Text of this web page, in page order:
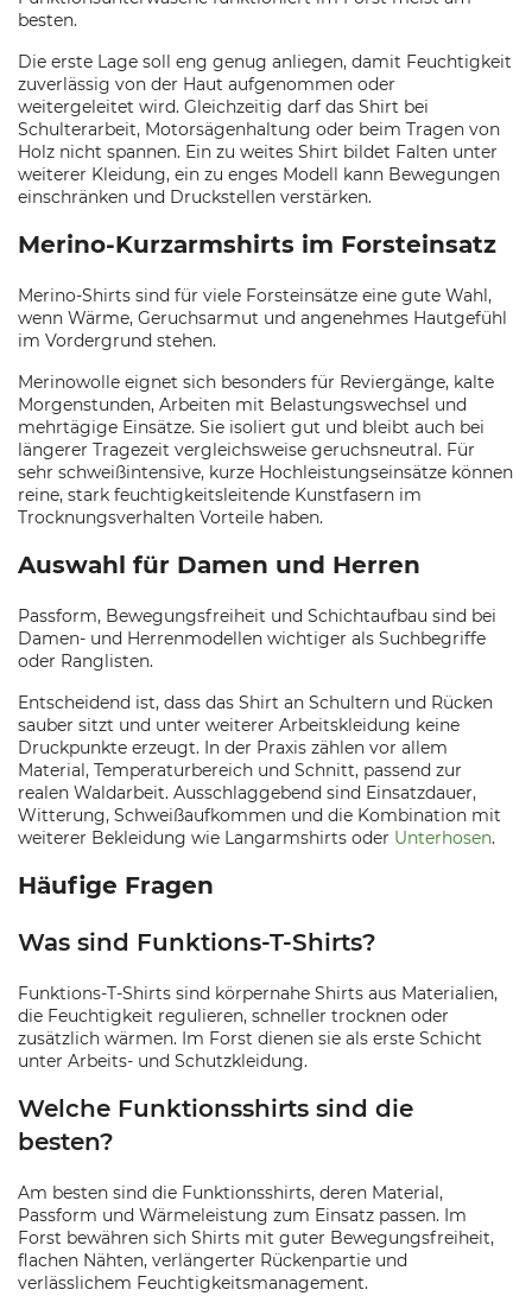
besten.
Die erste Lage soll eng genug anliegen, damit Feuchtigkeit
zuverlässig von der Haut aufgenommen oder
weitergeleitet wird. Gleichzeitig darf das Shirt bei
Schulterarbeit, Motorsägenhaltung oder beim Tragen von
Holz nicht spannen. Ein zu weites Shirt bildet Falten unter
weiterer Kleidung, ein zu enges Modell kann Bewegungen
einschränken und Druckstellen verstärken.
Merino-Kurzarmshirts im Forsteinsatz
Merino-Shirts sind für viele Forsteinsätze eine gute Wahl,
wenn Wärme, Geruchsarmut und angenehmes Hautgefühl
im Vordergrund stehen.
Merinowolle eignet sich besonders für Reviergänge, kalte
Morgenstunden, Arbeiten mit Belastungswechsel und
mehrtägige Einsätze. Sie isoliert gut und bleibt auch bei
längerer Tragezeit vergleichsweise geruchsneutral. Für
sehr schweißintensive, kurze Hochleistungseinsätze können
reine, stark feuchtigkeitsleitende Kunstfasern im
Trocknungsverhalten Vorteile haben.
Auswahl für Damen und Herren
Passform, Bewegungsfreiheit und Schichtaufbau sind bei
Damen- und Herrenmodellen wichtiger als Suchbegriffe
oder Ranglisten.
Entscheidend ist, dass das Shirt an Schultern und Rücken
sauber sitzt und unter weiterer Arbeitskleidung keine
Druckpunkte erzeugt. In der Praxis zählen vor allem
Material, Temperaturbereich und Schnitt, passend zur
realen Waldarbeit. Ausschlaggebend sind Einsatzdauer,
Witterung, Schweißaufkommen und die Kombination mit
weiterer Bekleidung wie Langarmshirts oder Unterhosen.
Häufige Fragen
Was sind Funktions-T-Shirts?
Funktions-T-Shirts sind körpernahe Shirts aus Materialien,
die Feuchtigkeit regulieren, schneller trocknen oder
zusätzlich wärmen. Im Forst dienen sie als erste Schicht
unter Arbeits- und Schutzkleidung.
Welche Funktionsshirts sind die
besten?
Am besten sind die Funktionsshirts, deren Material,
Passform und Wärmeleistung zum Einsatz passen. Im
Forst bewähren sich Shirts mit guter Bewegungsfreiheit,
flachen Nähten, verlängerter Rückenpartie und
verlässlichem Feuchtigkeitsmanagement.